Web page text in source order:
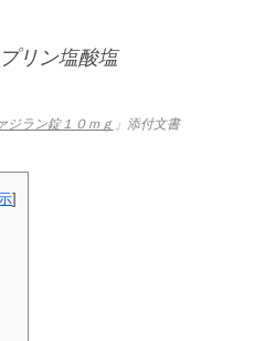
リン塩酸塩
ジラン錠１０ｍｇ 」添付文書
]